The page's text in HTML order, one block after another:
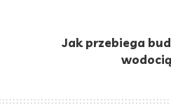
Jak przebiega